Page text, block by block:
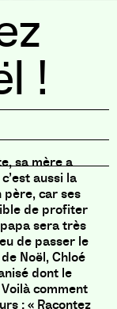
!
sa mère a
aussi la
père, car ses
de profiter
sera très
de passer le
Noël, Chloé
dont le
comment
: « Racontez